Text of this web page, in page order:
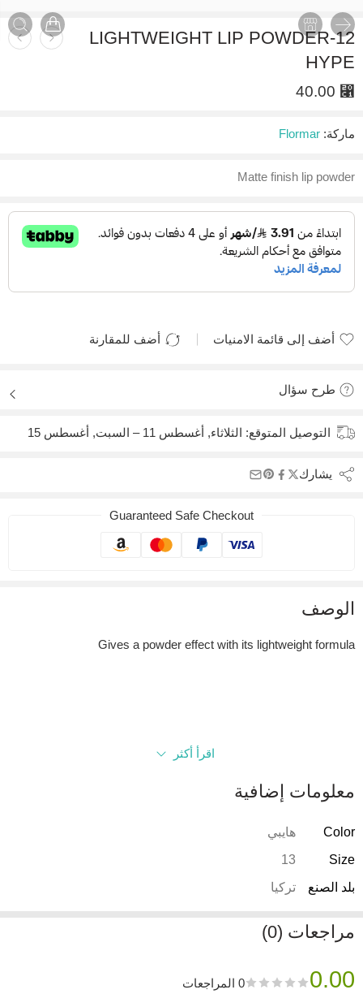
LIGHTWEIGHT LIP POWDER-12
HYPE
⃁
ماركة: Flormar
Matte finish lip powder
أضف إلى قائمة الامنيات
أضف للمقارنة
طرح سؤال
التوصيل المتوقع: الثلاثاء, أغسطس 11 – السبت, أغسطس 15
يشارك
Guaranteed Safe Checkout
الوصف
Gives a powder effect with its lightweight formula
اقرأ أكثر
معلومات إضافية
Color
هايبي
Size
13
بلد الصنع
تركيا
مراجعات (0)
0.00 0 المراجعات